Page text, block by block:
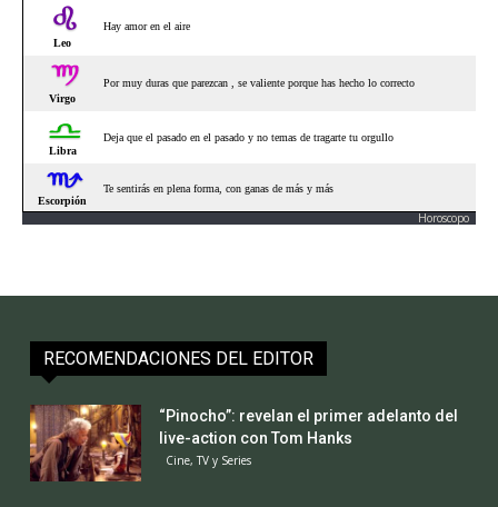
Horoscopo
RECOMENDACIONES DEL EDITOR
“Pinocho”: revelan el primer adelanto del
live-action con Tom Hanks
Cine, TV y Series